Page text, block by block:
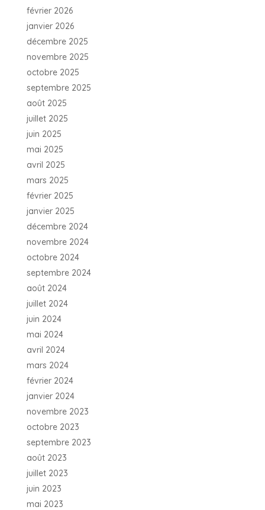
février 2026
janvier 2026
décembre 2025
novembre 2025
octobre 2025
septembre 2025
août 2025
juillet 2025
juin 2025
mai 2025
avril 2025
mars 2025
février 2025
janvier 2025
décembre 2024
novembre 2024
octobre 2024
septembre 2024
août 2024
juillet 2024
juin 2024
mai 2024
avril 2024
mars 2024
février 2024
janvier 2024
novembre 2023
octobre 2023
septembre 2023
août 2023
juillet 2023
juin 2023
mai 2023